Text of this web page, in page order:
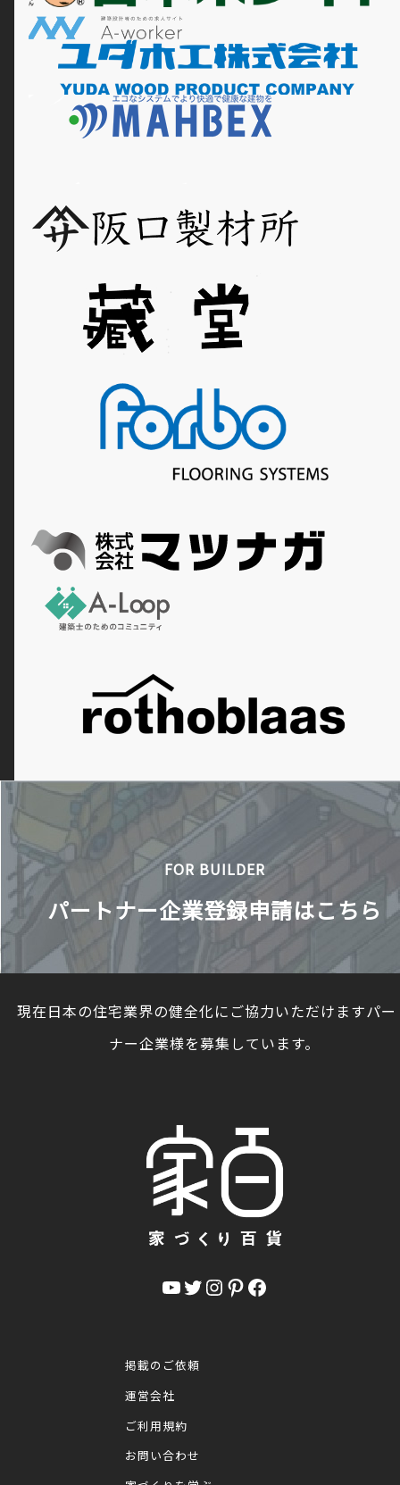
FOR BUILDER
パートナー企業登録申請はこちら
現在日本の住宅業界の健全化にご協力いただけますパ
ナー企業様を募集しています。
YouTube Twitter InstagramPinterest Facebook
掲載のご依頼
運営会社
ご利用規約
お問い合わせ